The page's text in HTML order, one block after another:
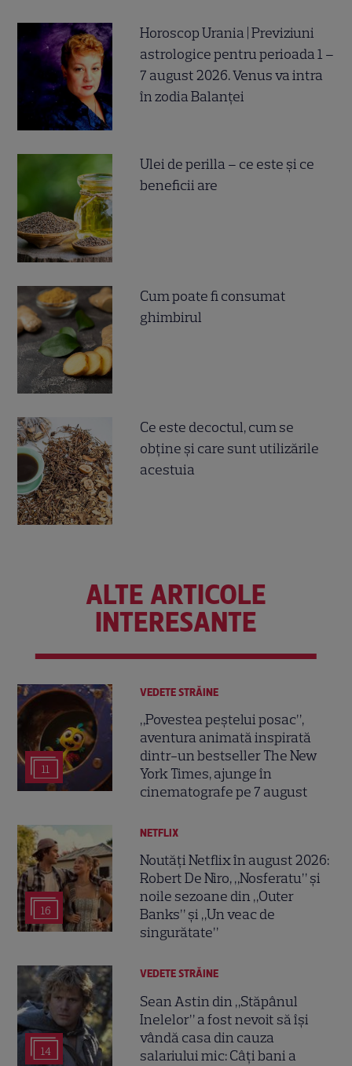
Horoscop Urania | Previziuni
astrologice pentru perioada 1 –
7 august 2026. Venus va intra
în zodia Balanței
Ulei de perilla – ce este și ce
beneficii are
Cum poate fi consumat
ghimbirul
Ce este decoctul, cum se
obţine şi care sunt utilizările
acestuia
ALTE ARTICOLE
INTERESANTE
11
VEDETE STRĂINE
„Povestea peștelui posac”,
aventura animată inspirată
dintr-un bestseller The New
York Times, ajunge în
cinematografe pe 7 august
16
NETFLIX
Noutăți Netflix în august 2026:
Robert De Niro, „Nosferatu” și
noile sezoane din „Outer
Banks” și „Un veac de
singurătate”
14
VEDETE STRĂINE
Sean Astin din „Stăpânul
Inelelor” a fost nevoit să își
vândă casa din cauza
salariului mic: Câți bani a